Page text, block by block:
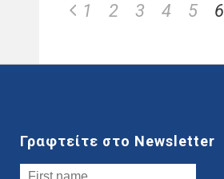
1 2 3 4 5 6
Γραφτείτε στο Newsletter